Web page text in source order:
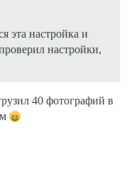
эта настройка и
настройки,
40 фотографий в